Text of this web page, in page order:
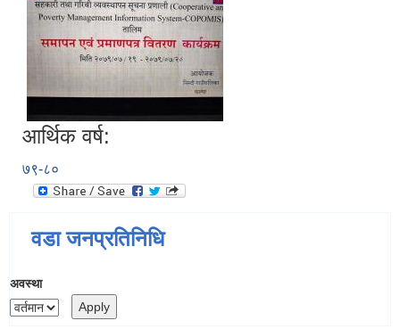
आर्थिक वर्ष:
७९-८०
वडा जनप्रतिनिधि
अवस्था